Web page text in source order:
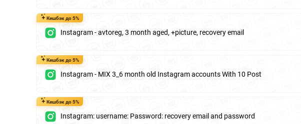
Кешбэк до 5%
Instagram - avtoreg, 3 month aged, +picture, recovery email
Кешбэк до 5%
Instagram - MIX 3_6 month old Instagram accounts With 10 Post
Кешбэк до 5%
Instagram: username: Password: recovery email and password